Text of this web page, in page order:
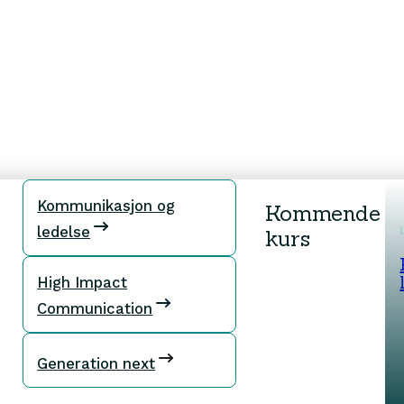
Kommunikasjon og
ledelse
High Impact
Communication
Generation next
Kommende
kurs
LEDERUTVIKLING
Kommunikasjon og
25. august 2026 12 ukers program